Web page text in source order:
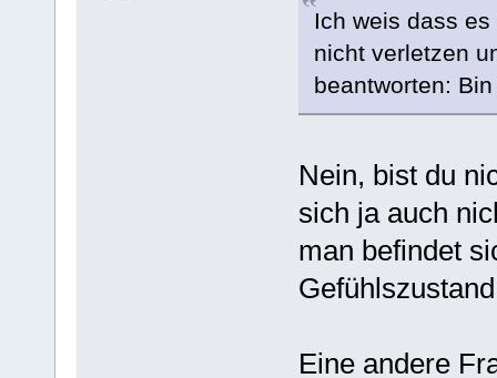
Ich weis dass
nicht verletzen
beantworten:
Nein, bist du
sich ja auch
man befindet
Eine andere